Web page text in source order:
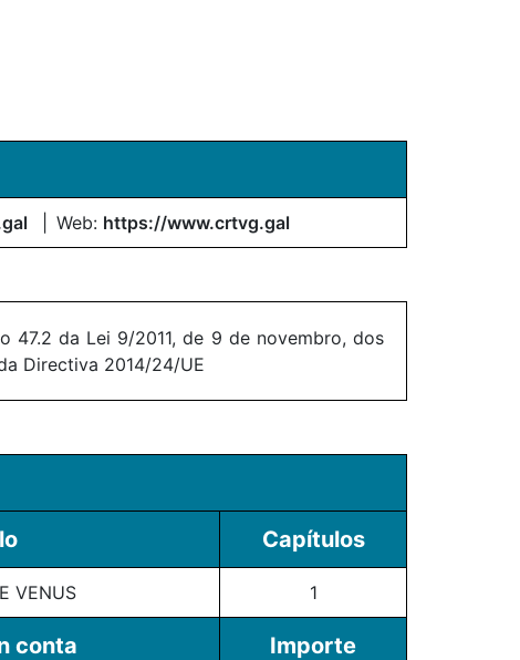
Web: https://www.crtvg.gal
da Lei 9/2011, de 9 de novembro, dos
Directiva 2014/24/UE
Capítulos
VENUS 1
conta Importe